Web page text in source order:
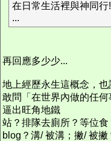
在日常生活裡與神同行!
...
再回應多少少...
地上經歷永生這概念，
敢問「在世界內做的任
逼出旺角地鐵
站？排隊去廁所？等位
blog？溝/ 被溝；撇/ 被